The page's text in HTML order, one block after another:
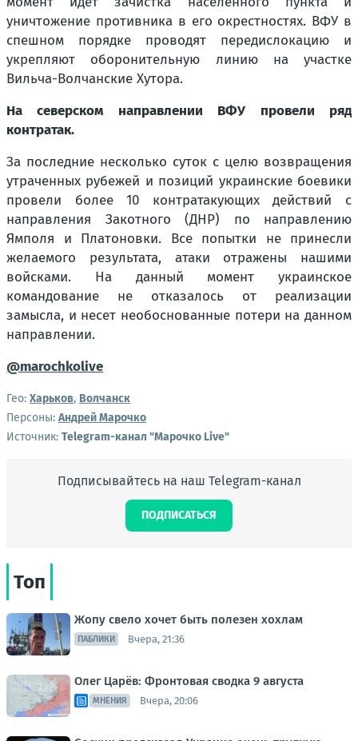
уничтожение противника в его окрестностях. ВФУ в
спешном порядке проводят передислокацию и
укрепляют оборонительную линию на участке
Вильча-Волчанские Хутора.
На северском направлении ВФУ провели ряд
контратак.
За последние несколько суток с целю возвращения
утраченных рубежей и позиций украинские боевики
провели более 10 контратакующих действий с
направления Закотного (ДНР) по направлению
Ямполя и Платоновки. Все попытки не принесли
желаемого результата, атаки отражены нашими
войсками. На данный момент украинское
командование не отказалось от реализации
замысла, и несет необоснованные потери на данном
направлении.
@marochkolive
Гео: Харьков, Волчанск
Персоны: Андрей Марочко
Источник: Telegram-канал "Марочко Live"
Подписывайтесь на наш Telegram-канал
ПОДПИСАТЬСЯ
Топ
Жопу свело хочет быть полезен хохлам
ПАБЛИКИ Вчера, 21:36
Олег Царёв: Фронтовая сводка 9 августа
МНЕНИЯ Вчера, 20:06